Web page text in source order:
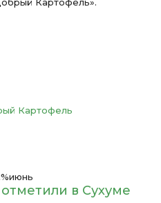
Картофель
в Сухуме